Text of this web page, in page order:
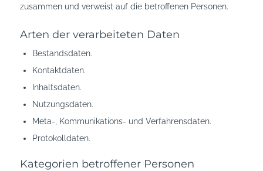
zusammen und verweist auf die betroffenen Personen.
Arten der verarbeiteten Daten
Bestandsdaten.
Kontaktdaten.
Inhaltsdaten.
Nutzungsdaten.
Meta-, Kommunikations- und Verfahrensdaten.
Protokolldaten.
Kategorien betroffener Personen